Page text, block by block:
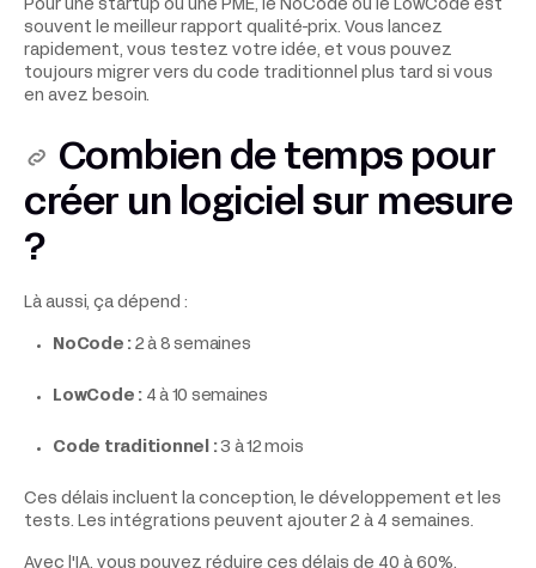
Pour une startup ou une PME, le NoCode ou le LowCode est
souvent le meilleur rapport qualité-prix. Vous lancez
rapidement, vous testez votre idée, et vous pouvez
toujours migrer vers du code traditionnel plus tard si vous
en avez besoin.
Combien de temps pour
créer un logiciel sur mesure
?
Là aussi, ça dépend :
NoCode : 2 à 8 semaines
LowCode :4 à 10 semaines
Code traditionnel :3 à 12 mois
Ces délais incluent la conception, le développement et les
tests. Les intégrations peuvent ajouter 2 à 4 semaines.
Avec l'IA, vous pouvez réduire ces délais de 40 à 60%.